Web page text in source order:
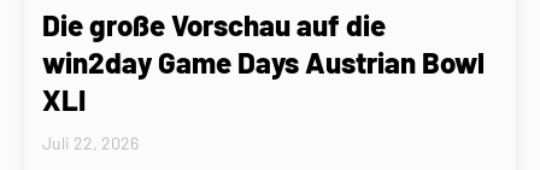
Die große Vorschau auf die
win2day Game Days Austrian Bowl
XLI
Juli 22, 2026